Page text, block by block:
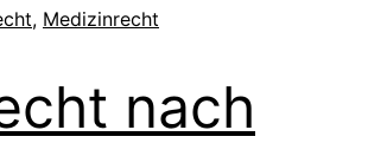
, Medizinrecht
nach